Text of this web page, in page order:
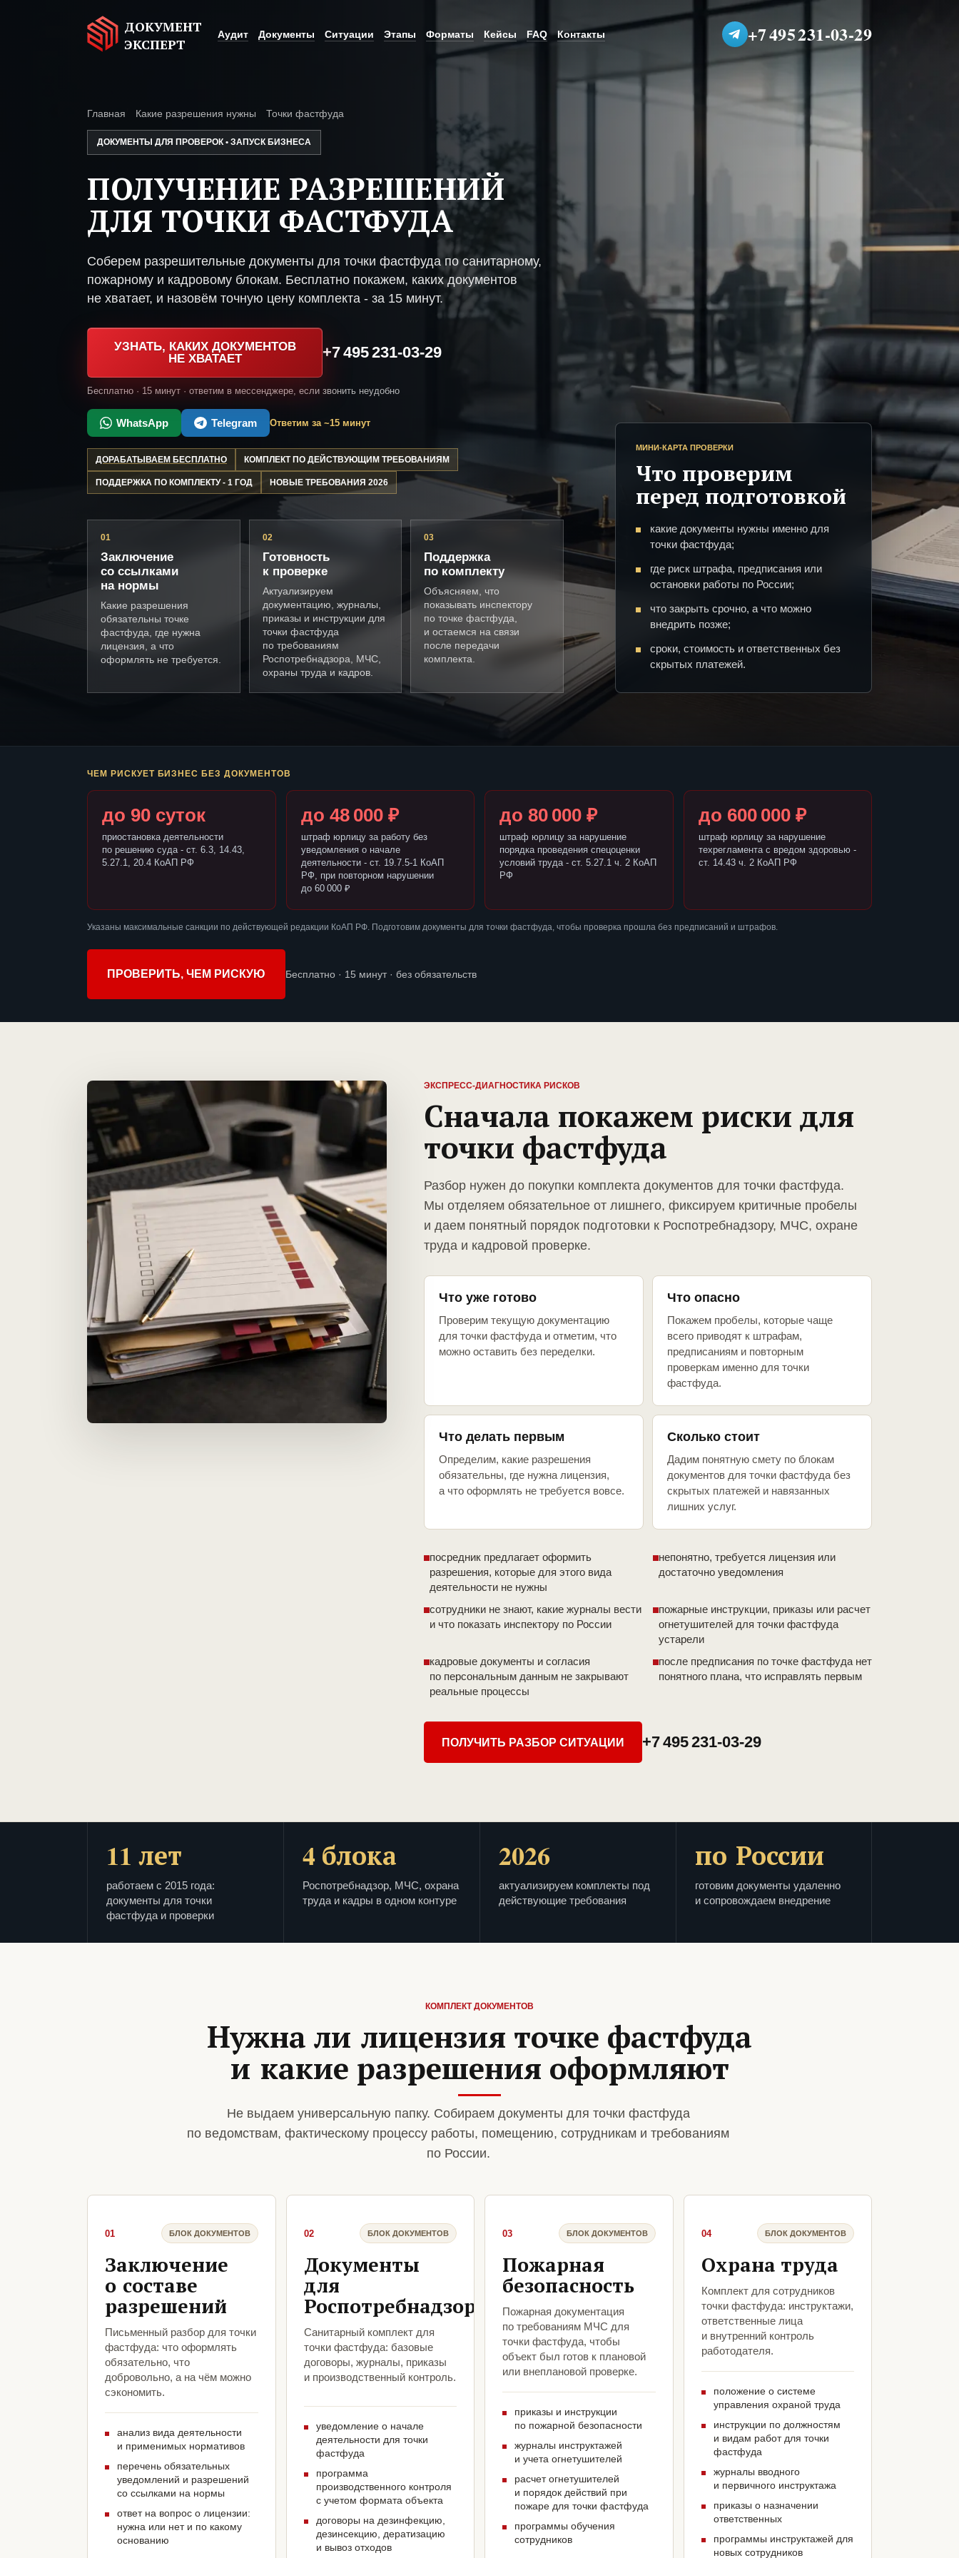
ДОКУМЕНТ
ЭКСПЕРТ
Аудит Документы Ситуации Этапы Форматы Кейсы FAQ Контакты +7 495 231-03-29
Главная Какие разрешения нужны Точки фастфуда
ДОКУМЕНТЫ ДЛЯ ПРОВЕРОК • ЗАПУСК БИЗНЕСА
ПОЛУЧЕНИЕ РАЗРЕШЕНИЙ
ДЛЯ ТОЧКИ ФАСТФУДА
Соберем разрешительные документы для точки фастфуда по санитарному,
пожарному и кадровому блокам. Бесплатно покажем, каких документов
не хватает, и назовём точную цену комплекта - за 15 минут.
УЗНАТЬ, КАКИХ ДОКУМЕНТОВ
НЕ ХВАТАЕТ
+7 495 231-03-29
Бесплатно · 15 минут · ответим в мессенджере, если звонить неудобно
WhatsApp Telegram Ответим за ~15 минут
ДОРАБАТЫВАЕМ БЕСПЛАТНО КОМПЛЕКТ ПО ДЕЙСТВУЮЩИМ ТРЕБОВАНИЯМ
ПОДДЕРЖКА ПО КОМПЛЕКТУ - 1 ГОД НОВЫЕ ТРЕБОВАНИЯ 2026
01
Заключение
со ссылками
на нормы
Какие разрешения
обязательны точке
фастфуда, где нужна
лицензия, а что
оформлять не требуется.
02
Готовность
к проверке
Актуализируем
документацию, журналы,
приказы и инструкции для
точки фастфуда
по требованиям
Роспотребнадзора, МЧС,
охраны труда и кадров.
03
Поддержка
по комплекту
Объясняем, что
показывать инспектору
по точке фастфуда,
и остаемся на связи
после передачи
комплекта.
МИНИ-КАРТА ПРОВЕРКИ
Что проверим
перед подготовкой
какие документы нужны именно для
точки фастфуда;
где риск штрафа, предписания или
остановки работы по России;
что закрыть срочно, а что можно
внедрить позже;
сроки, стоимость и ответственных без
скрытых платежей.
ЧЕМ РИСКУЕТ БИЗНЕС БЕЗ ДОКУМЕНТОВ
до 90 суток
приостановка деятельности
по решению суда - ст. 6.3, 14.43,
5.27.1, 20.4 КоАП РФ
до 48 000 ₽
штраф юрлицу за работу без
уведомления о начале
деятельности - ст. 19.7.5-1 КоАП
РФ, при повторном нарушении
до 60 000 ₽
до 80 000 ₽
штраф юрлицу за нарушение
порядка проведения спецоценки
условий труда - ст. 5.27.1 ч. 2 КоАП
РФ
до 600 000 ₽
штраф юрлицу за нарушение
техрегламента с вредом здоровью -
ст. 14.43 ч. 2 КоАП РФ
Указаны максимальные санкции по действующей редакции КоАП РФ. Подготовим документы для точки фастфуда, чтобы проверка прошла без предписаний и штрафов.
ПРОВЕРИТЬ, ЧЕМ РИСКУЮ Бесплатно · 15 минут · без обязательств
ЭКСПРЕСС-ДИАГНОСТИКА РИСКОВ
Сначала покажем риски для
точки фастфуда
Разбор нужен до покупки комплекта документов для точки фастфуда.
Мы отделяем обязательное от лишнего, фиксируем критичные пробелы
и даем понятный порядок подготовки к Роспотребнадзору, МЧС, охране
труда и кадровой проверке.
Что уже готово
Проверим текущую документацию
для точки фастфуда и отметим, что
можно оставить без переделки.
Что опасно
Покажем пробелы, которые чаще
всего приводят к штрафам,
предписаниям и повторным
проверкам именно для точки
фастфуда.
Что делать первым
Определим, какие разрешения
обязательны, где нужна лицензия,
а что оформлять не требуется вовсе.
Сколько стоит
Дадим понятную смету по блокам
документов для точки фастфуда без
скрытых платежей и навязанных
лишних услуг.
посредник предлагает оформить
разрешения, которые для этого вида
деятельности не нужны
непонятно, требуется лицензия или
достаточно уведомления
сотрудники не знают, какие журналы вести
и что показать инспектору по России
пожарные инструкции, приказы или расчет
огнетушителей для точки фастфуда
устарели
кадровые документы и согласия
по персональным данным не закрывают
реальные процессы
после предписания по точке фастфуда нет
понятного плана, что исправлять первым
ПОЛУЧИТЬ РАЗБОР СИТУАЦИИ +7 495 231-03-29
11 лет
работаем с 2015 года:
документы для точки
фастфуда и проверки
4 блока
Роспотребнадзор, МЧС, охрана
труда и кадры в одном контуре
2026
актуализируем комплекты под
действующие требования
по России
готовим документы удаленно
и сопровождаем внедрение
КОМПЛЕКТ ДОКУМЕНТОВ
Нужна ли лицензия точке фастфуда
и какие разрешения оформляют
Не выдаем универсальную папку. Собираем документы для точки фастфуда
по ведомствам, фактическому процессу работы, помещению, сотрудникам и требованиям
по России.
01 БЛОК ДОКУМЕНТОВ
Заключение
о составе
разрешений
Письменный разбор для точки
фастфуда: что оформлять
обязательно, что
добровольно, а на чём можно
сэкономить.
анализ вида деятельности
и применимых нормативов
перечень обязательных
уведомлений и разрешений
со ссылками на нормы
ответ на вопрос о лицензии:
нужна или нет и по какому
основанию
02 БЛОК ДОКУМЕНТОВ
Документы
для
Роспотребнадзора
Санитарный комплект для
точки фастфуда: базовые
договоры, журналы, приказы
и производственный контроль.
уведомление о начале
деятельности для точки
фастфуда
программа
производственного контроля
с учетом формата объекта
договоры на дезинфекцию,
дезинсекцию, дератизацию
и вывоз отходов
03 БЛОК ДОКУМЕНТОВ
Пожарная
безопасность
Пожарная документация
по требованиям МЧС для
точки фастфуда, чтобы
объект был готов к плановой
или внеплановой проверке.
приказы и инструкции
по пожарной безопасности
журналы инструктажей
и учета огнетушителей
расчет огнетушителей
и порядок действий при
пожаре для точки фастфуда
программы обучения
сотрудников
04 БЛОК ДОКУМЕНТОВ
Охрана труда
Комплект для сотрудников
точки фастфуда: инструктажи,
ответственные лица
и внутренний контроль
работодателя.
положение о системе
управления охраной труда
инструкции по должностям
и видам работ для точки
фастфуда
журналы вводного
и первичного инструктажа
приказы о назначении
ответственных
программы инструктажей для
новых сотрудников